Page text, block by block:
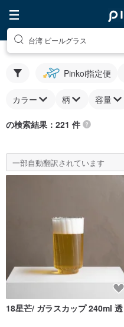
台湾 ビールグラス
Pinkoi指定便
カラー 柄 容量
の検索結果：221 件
一部自動翻訳されています
18星芒/ ガラスカップ 240ml 透